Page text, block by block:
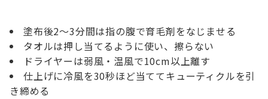
塗布後2〜3分間は指の腹で育毛剤をなじませる
タオルは押し当てるように使い、擦らない
ドライヤーは弱風・温風で10cm以上離す
仕上げに冷風を30秒ほど当ててキューティクルを引
き締める